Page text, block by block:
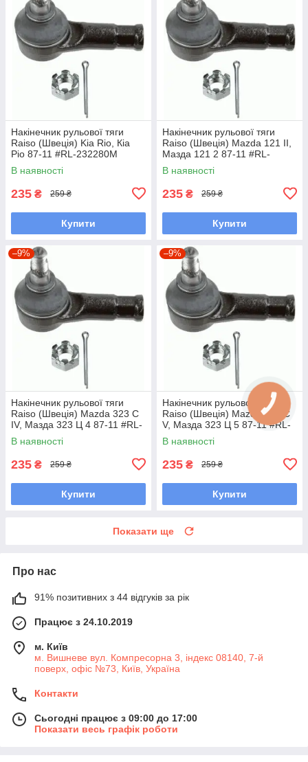
Накінечник рульової тяги
Raiso (Швеція) Kia Rio, Кіа
Ріо 87-11 #RL-232280M
UAYINBP7
В наявності
235 ₴ 259 ₴
Купити
Накінечник рульової тяги
Raiso (Швеція) Mazda 121 II,
Мазда 121 2 87-11 #RL-
232280M UAFKHJP7
В наявності
235 ₴ 259 ₴
Купити
–9%
Накінечник рульової тяги
Raiso (Швеція) Mazda 323 C
IV, Мазда 323 Ц 4 87-11 #RL-
232280M UAVPCWF7
В наявності
235 ₴ 259 ₴
Купити
–9%
Накінечник рульової тяги
Raiso (Швеція) Mazda 323 C
V, Мазда 323 Ц 5 87-11 #RL-
232280M UAVPCWF7
В наявності
235 ₴ 259 ₴
Купити
Показати ще
Про нас
91% позитивних з 44 відгуків за рік
Працює з 24.10.2019
м. Київ
м. Вишневе вул. Компресорна 3, індекс 08140, 7-й
поверх, офіс №73, Київ, Україна
Контакти
Сьогодні працює з 09:00 до 17:00
Показати весь графік роботи